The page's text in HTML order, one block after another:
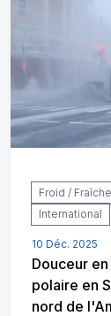
Froid /
International
10 Déc. 2025
Douceur
polaire en
nord de